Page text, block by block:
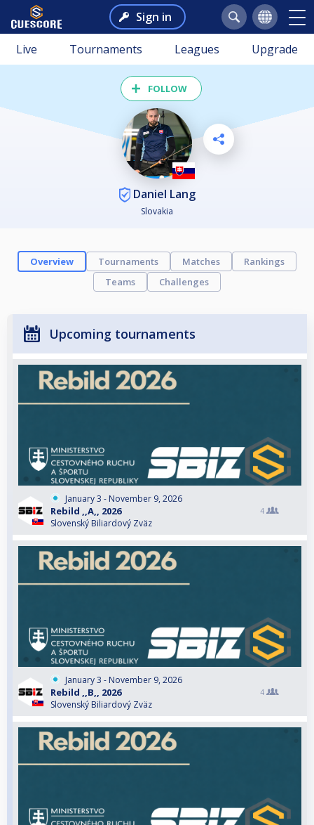
Sign in
Live Tournaments Leagues Upgrade
FOLLOW
Daniel Lang
Slovakia
Overview Tournaments Matches
Rankings
Teams
Challenges
Upcoming tournaments
January 3 - November 9, 2026
Rebild ,,A,, 2026
Slovenský Biliardový Zväz
4
January 3 - November 9, 2026
Rebild ,,B,, 2026
Slovenský Biliardový Zväz
4